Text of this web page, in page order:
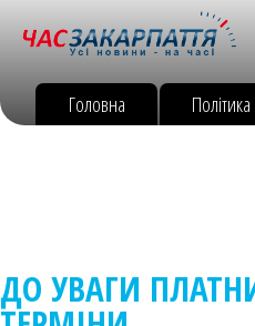
Головна Політика
ДО УВАГИ